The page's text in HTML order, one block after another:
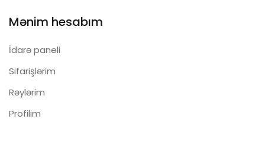
Mənim hesabım
İdarə paneli
Sifarişlərim
Rəylərim
Profilim